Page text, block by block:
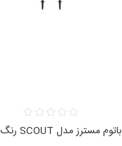
باتوم مسترز مدل SCOUT رنگ قرمز